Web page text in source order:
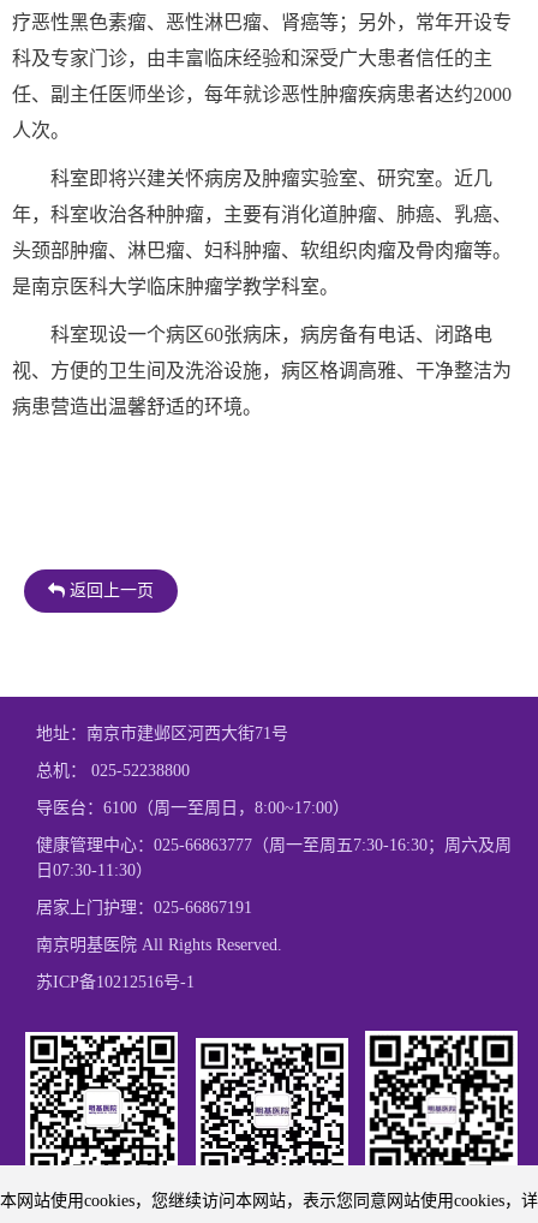
疗恶性黑色素瘤、恶性淋巴瘤、肾癌等；另外，常年开设专
科及专家门诊，由丰富临床经验和深受广大患者信任的主
任、副主任医师坐诊，每年就诊恶性肿瘤疾病患者达约2000
人次。
科室即将兴建关怀病房及肿瘤实验室、研究室。近几
年，科室收治各种肿瘤，主要有消化道肿瘤、肺癌、乳癌、
头颈部肿瘤、淋巴瘤、妇科肿瘤、软组织肉瘤及骨肉瘤等。
是南京医科大学临床肿瘤学教学科室。
科室现设一个病区60张病床，病房备有电话、闭路电
视、方便的卫生间及洗浴设施，病区格调高雅、干净整洁为
病患营造出温馨舒适的环境。
返回上一页
地址：南京市建邺区河西大街71号
总机： 025-52238800
导医台：6100（周一至周日，8:00~17:00）
健康管理中心： 025-66863777 （周一至周五7:30-16:30；周六及周
日07:30-11:30）
居家上门护理： 025-66867191
南京明基医院 All Rights Reserved.
苏ICP备10212516号-1
欢迎关注我们 欢迎关注我们 微博关注
本网站使用cookies，您继续访问本网站，表示您同意网站使用cookies，详